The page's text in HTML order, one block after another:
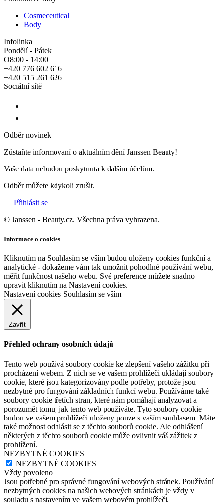
Cosmeceutical
Body
Infolinka
Pondělí - Pátek
O8:00 - 14:00
+420 776 602 616
+420 515 261 626
Sociální sítě
Odběr novinek
Zůstaňte informovaní o aktuálním dění Janssen Beauty!
Vaše data nebudou poskytnuta k dalším účelům.
Odběr můžete kdykoli zrušit.
Přihlásit se
© Janssen - Beauty.cz. Všechna práva vyhrazena.
Informace o cookies
Kliknutím na Souhlasím se vším budou uloženy cookies funkční a
analytické - dokážeme vám tak umožnit pohodlné používání webu,
měřit funkčnost našeho webu. Své preference můžete snadno
upravit kliknutím na Nastavení cookies.
Nastavení cookies Souhlasím se vším
Zavřít
Přehled ochrany osobních údajů
Tento web používá soubory cookie ke zlepšení vašeho zážitku při
procházení webem. Z nich se ve vašem prohlížeči ukládají soubory
cookie, které jsou kategorizovány podle potřeby, protože jsou
nezbytné pro fungování základních funkcí webu. Používáme také
soubory cookie třetích stran, které nám pomáhají analyzovat a
porozumět tomu, jak tento web používáte. Tyto soubory cookie
budou ve vašem prohlížeči uloženy pouze s vaším souhlasem. Máte
také možnost odhlásit se z těchto souborů cookie. Ale odhlášení
některých z těchto souborů cookie může ovlivnit váš zážitek z
prohlížení.
NEZBYTNÉ COOKIES
NEZBYTNÉ COOKIES
Vždy povoleno
Jsou potřebné pro správné fungování webových stránek. Používání
nezbytných cookies na našich webových stránkách je vždy v
souladu s nastavením ve vašem webovém prohlížeči.